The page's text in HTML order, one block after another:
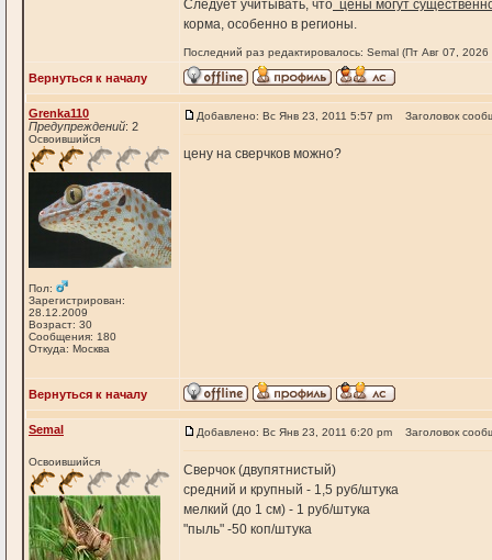
Следует учитывать, что цены могут
корма, особенно в регионы.
Последний раз редактировалось: Semal (Пт Авг 07,
Вернуться к началу
Grenka110
Предупреждений: 2
Освоившийся
Пол:
Зарегистрирован:
28.12.2009
Возраст: 30
Сообщения: 180
Откуда: Москва
Добавлено: Вс Янв 23, 2011 5:57 pm Заголовок
цену на сверчков можно?
Вернуться к началу
Semal
Освоившийся
Добавлено: Вс Янв 23, 2011 6:20 pm Заголовок
Сверчок (двупятнистый)
средний и крупный - 1,5 руб/штука
мелкий (до 1 см) - 1 руб/штука
"пыль" -50 коп/штука